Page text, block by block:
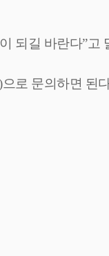
되길 바란다”고
으로 문의하면 된